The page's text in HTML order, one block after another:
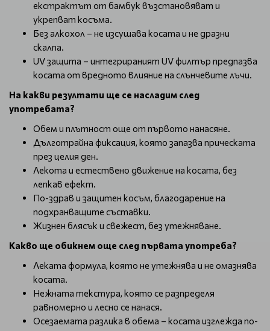
екстрактът от бамбук възстановяват и
укрепват косъма.
Без алкохол – не изсушава косата и не дразни
скалпа.
UV защита – интегрираният UV филтър предпазва
косата от вредното влияние на слънчевите лъчи.
На какви резултати ще се насладим след
употребата?
Обем и плътност още от първото нанасяне.
Дълготрайна фиксация, която запазва прическата
през целия ден.
Лекота и естествено движение на косата, без
лепкав ефект.
По-здрав и защитен косъм, благодарение на
подхранващите съставки.
Жизнен блясък и свежест, без утежняване.
Какво ще обикнем още след първата употреба?
Леката формула, която не утежнява и не омазнява
косата.
Нежната текстура, която се разпределя
равномерно и лесно се нанася.
Осезаемата разлика в обема – косата изглежда по-